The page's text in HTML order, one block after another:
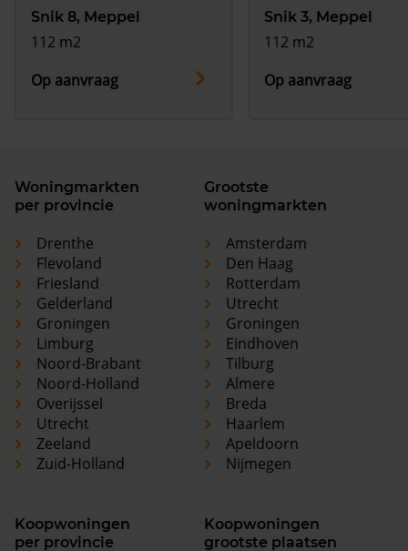
Snik 8, Meppel
112 m2
Op aanvraag
Snik 3, Meppel
112 m2
Op aanvraag
Woningmarkten
per provincie
Drenthe
Flevoland
Friesland
Gelderland
Groningen
Limburg
Noord-Brabant
Noord-Holland
Overijssel
Utrecht
Zeeland
Zuid-Holland
Grootste
woningmarkten
Amsterdam
Den Haag
Rotterdam
Utrecht
Groningen
Eindhoven
Tilburg
Almere
Breda
Haarlem
Apeldoorn
Nijmegen
Koopwoningen
per provincie
Koopwoningen
grootste plaatsen